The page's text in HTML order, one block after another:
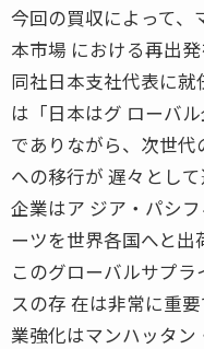
今回の買収によって、
本市場 における再出発
同社日本支社代表に
は「日本はグ ローバ
でありながら、次世代
への移行が 遅々として
企業はア ジア・パシ
ーツを世界各国へと出
このグローバルサプ
スの存 在は非常に重
業強化はマンハッタ